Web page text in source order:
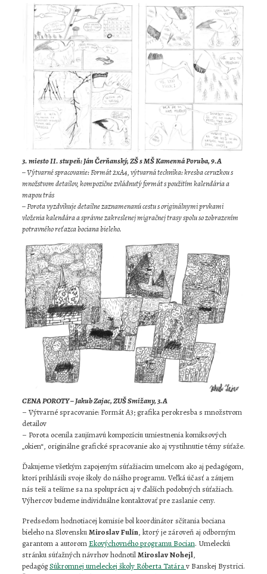
3. miesto II. stupeň: Ján Čerňanský, ZŠ s MŠ Kamenná Poruba, 9.A
– Výtvarné spracovanie: Formát 2xA4, výtvarná technika: kresba ceruzkou s
množstvom detailov, kompozične zvládnutý formát s použitím kalendária a
mapou trás
– Porota vyzdvihuje detailne zaznamenanú cestu s originálnymi prvkami
vloženia kalendára a správne zakreslenej migračnej trasy spolu so zobrazením
potravného reťazca bociana bieleho.
CENA POROTY – Jakub Zajac, ZUŠ Smižany, 3.A
– Výtvarné spracovanie: Formát A3; grafika perokresba s množstvom
detailov
– Porota ocenila zaujímavú kompozíciu umiestnenia komiksových
„okien“, originálne grafické spracovanie ako aj vystihnutie témy súťaže.
Ďakujeme všetkým zapojeným súťažiacim umelcom ako aj pedagógom,
ktorí prihlásili svoje školy do nášho programu. Veľká účasť a záujem
nás teší a tešíme sa na spoluprácu aj v ďalších podobných súťažiach.
Výhercov budeme individuálne kontaktovať pre zaslanie ceny.
Predsedom hodnotiacej komisie bol koordinátor sčítania bociana
bieleho na SlovenskuMiroslav Fulín, ktorý je zároveň aj odborným
garantom a autorom Ekovýchovného programu Bocian. Umeleckú
stránku súťažných návrhov hodnotilMiroslav Nohejl,
pedagógSúkromnej umeleckej školy Róberta Tatárav Banskej Bystrici.